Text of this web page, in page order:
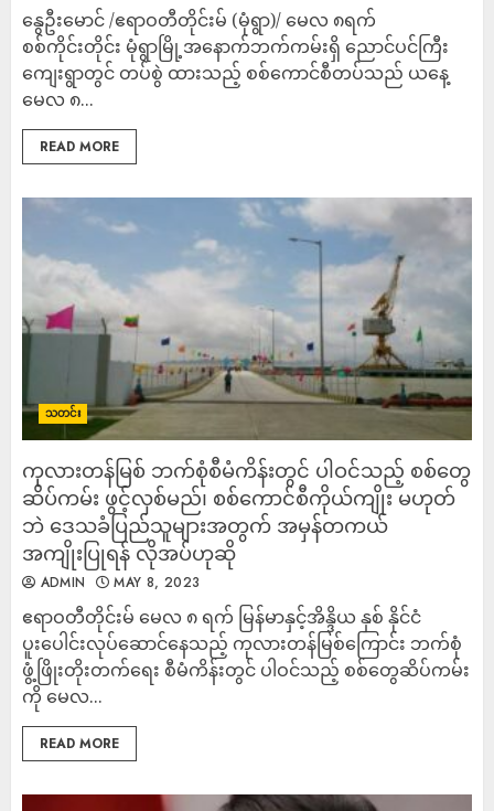
နွေဦးမောင် /ဧရာဝတီတိုင်းမ် (မုံရွာ)/ မေလ ၈ရက်
စစ်ကိုင်းတိုင်း မုံရွာမြို့အနောက်ဘက်ကမ်းရှိ ညောင်ပင်ကြီး
ကျေးရွာတွင် တပ်စွဲ ထားသည့် စစ်ကောင်စီတပ်သည် ယနေ့
မေလ ၈...
READ MORE
သတင်း
ကုလားတန်မြစ် ဘက်စုံစီမံကိန်းတွင် ပါဝင်သည့် စစ်တွေ
ဆိပ်ကမ်း ဖွင့်လှစ်မည်၊ စစ်ကောင်စီကိုယ်ကျိုး မဟုတ်
ဘဲ ဒေသခံပြည်သူများအတွက် အမှန်တကယ်
အကျိုးပြုရန် လိုအပ်ဟုဆို
ADMIN MAY 8, 2023
ဧရာဝတီတိုင်းမ် မေလ ၈ ရက် မြန်မာနှင့်အိန္ဒိယ နှစ် နိုင်ငံ
ပူးပေါင်းလုပ်ဆောင်နေသည့် ကုလားတန်မြစ်ကြောင်း ဘက်စုံ
ဖွံ့ဖြိုးတိုးတက်ရေး စီမံကိန်းတွင် ပါဝင်သည့် စစ်တွေဆိပ်ကမ်း
ကို မေလ...
READ MORE